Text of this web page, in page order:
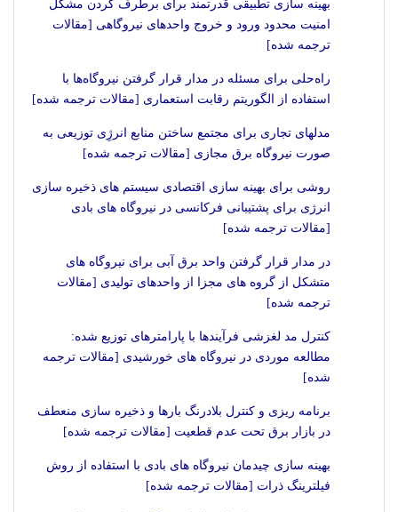
بهینه سازی تطبیقی قدرتمند برای برطرف کردن مشکل
امنیت محدود ورود و خروج واحدهای نیروگاهی [مقالات
ترجمه شده]
راه‌حلی برای مسئله در مدار قرار گرفتن نیروگاه‌ها با
استفاده از الگوریتم رقابت استعماری [مقالات ترجمه شده]
مدلهای تجاری برای مجتمع ساختن منابع انرژِی توزیعی به
صورت نیروگاه برق مجازی [مقالات ترجمه شده]
روشی برای بهینه سازی اقتصادی سیستم های ذخیره سازی
انرژی برای پشتیبانی فرکانسی در نیروگاه های بادی
[مقالات ترجمه شده]
در مدار قرار گرفتن واحد برق آبی برای نیروگاه های
متشکل از گروه های مجزا از واحدهای تولیدی [مقالات
ترجمه شده]
کنترل مد لغزشی فرآیندها با پارامترهای توزیع شده:
مطالعه موردی در نیروگاه های خورشیدی [مقالات ترجمه
شده]
برنامه ریزی و کنترل بلادرنگ بارها و ذخیره سازی منعطف
در بازار برق تحت عدم قطعیت [مقالات ترجمه شده]
بهینه سازی چیدمان نیروگاه های بادی با استفاده از روش
فیلترینگ ذرات [مقالات ترجمه شده]